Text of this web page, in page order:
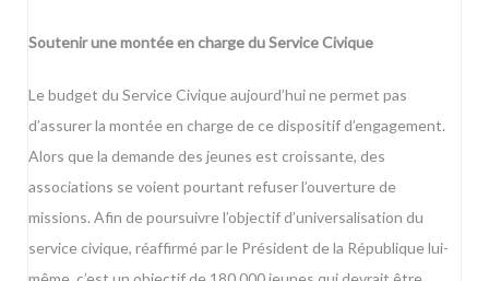
Soutenir une montée en charge du Service Civique
Le budget du Service Civique aujourd’hui ne permet pas
d’assurer la montée en charge de ce dispositif d’engagement.
Alors que la demande des jeunes est croissante, des
associations se voient pourtant refuser l’ouverture de
missions. Afin de poursuivre l’objectif d’universalisation du
service civique, réaffirmé par le Président de la République lui-